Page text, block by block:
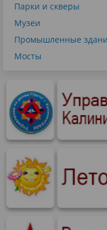
Парки и скверы
Музеи
Промышленные
Мосты